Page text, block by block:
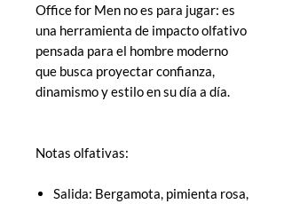
Office for Men no es para jugar: es
una herramienta de impacto olfativo
pensada para el hombre moderno
que busca proyectar confianza,
dinamismo y estilo en su día a día.
Notas olfativas:
Salida: Bergamota, pimienta rosa,